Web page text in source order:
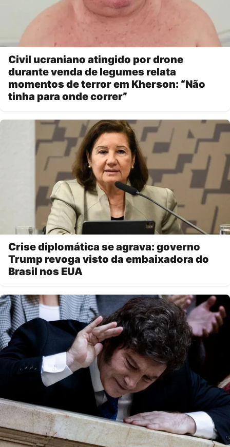
Civil ucraniano atingido por drone
durante venda de legumes relata
momentos de terror em Kherson: “Não
tinha para onde correr”
Crise diplomática se agrava: governo
Trump revoga visto da embaixadora do
Brasil nos EUA